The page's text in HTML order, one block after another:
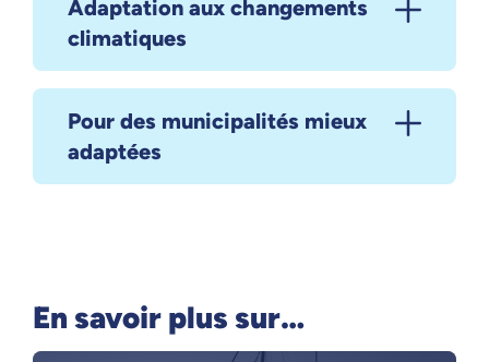
Adaptation aux changements
climatiques
Pour des municipalités mieux
adaptées
En savoir plus sur…